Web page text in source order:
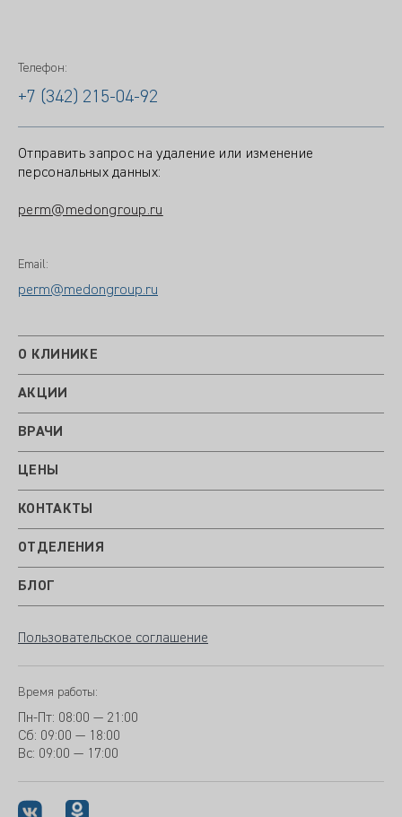
Телефон:
+7 (342) 215-04-92
Отправить запрос на удаление или изменение
персональных данных:
perm@medongroup.ru
Email:
perm@medongroup.ru
О КЛИНИКЕ
АКЦИИ
ВРАЧИ
ЦЕНЫ
КОНТАКТЫ
ОТДЕЛЕНИЯ
БЛОГ
Пользовательское соглашение
Время работы:
Пн-Пт: 08:00 — 21:00
Сб: 09:00 — 18:00
Вс: 09:00 — 17:00